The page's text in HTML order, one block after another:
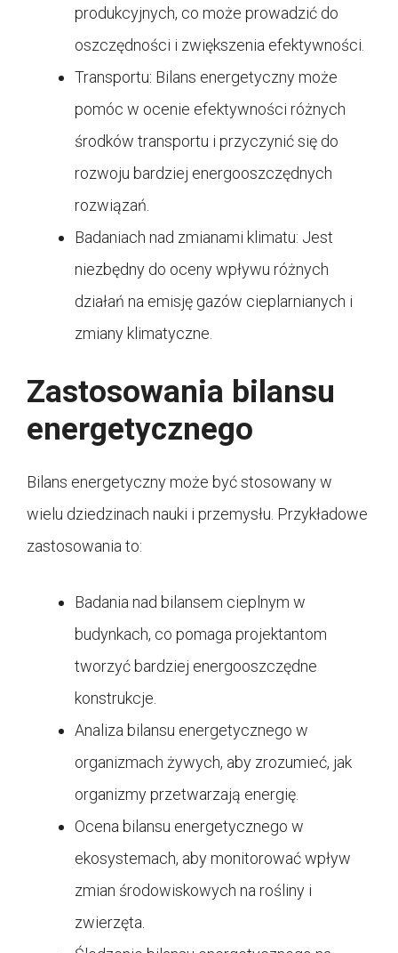
produkcyjnych, co może prowadzić do
oszczędności i zwiększenia efektywności.
Transportu: Bilans energetyczny może
pomóc w ocenie efektywności różnych
środków transportu i przyczynić się do
rozwoju bardziej energooszczędnych
rozwiązań.
Badaniach nad zmianami klimatu: Jest
niezbędny do oceny wpływu różnych
działań na emisję gazów cieplarnianych i
zmiany klimatyczne.
Zastosowania bilansu
energetycznego
Bilans energetyczny może być stosowany w
wielu dziedzinach nauki i przemysłu. Przykładowe
zastosowania to:
Badania nad bilansem cieplnym w
budynkach, co pomaga projektantom
tworzyć bardziej energooszczędne
konstrukcje.
Analiza bilansu energetycznego w
organizmach żywych, aby zrozumieć, jak
organizmy przetwarzają energię.
Ocena bilansu energetycznego w
ekosystemach, aby monitorować wpływ
zmian środowiskowych na rośliny i
zwierzęta.